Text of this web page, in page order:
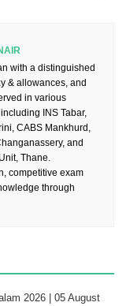
with a distinguished
& allowances, and
in various
INS Tabar,
CABS Mankhurd,
and
Thane.
competitive exam
through
2026 | 05 August